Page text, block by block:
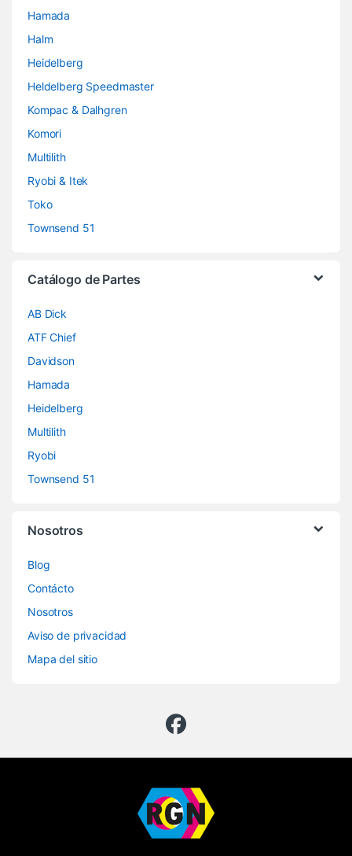
Hamada
Halm
Heidelberg
Heldelberg Speedmaster
Kompac & Dalhgren
Komori
Multilith
Ryobi & Itek
Toko
Townsend 51
Catálogo de Partes
AB Dick
ATF Chief
Davidson
Hamada
Heidelberg
Multilith
Ryobi
Townsend 51
Nosotros
Blog
Contácto
Nosotros
Aviso de privacidad
Mapa del sitio